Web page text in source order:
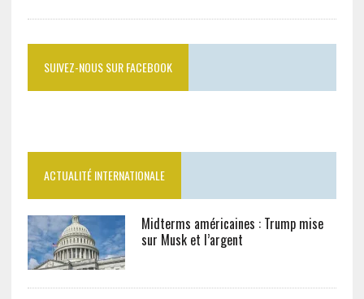
SUIVEZ-NOUS SUR FACEBOOK
ACTUALITÉ INTERNATIONALE
Midterms américaines : Trump mise
sur Musk et l’argent